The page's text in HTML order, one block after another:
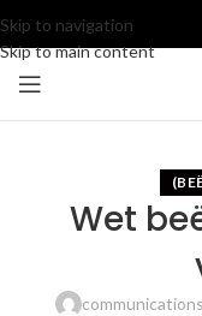
Skip to navigation
Skip to main content
Wet